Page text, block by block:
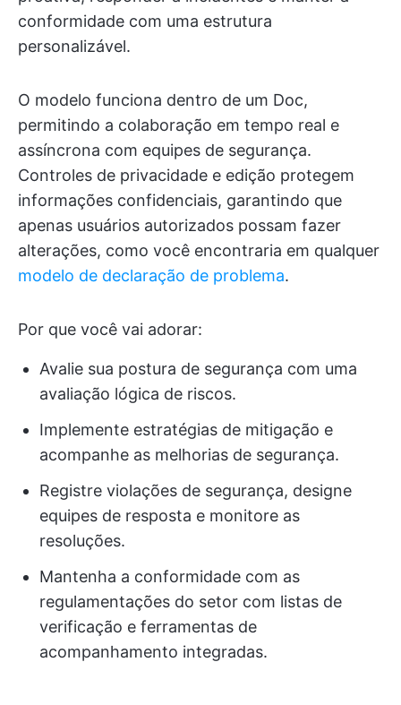
conformidade com uma estrutura
personalizável.
O modelo funciona dentro de um Doc,
permitindo a colaboração em tempo real e
assíncrona com equipes de segurança.
Controles de privacidade e edição protegem
informações confidenciais, garantindo que
apenas usuários autorizados possam fazer
alterações, como você encontraria em qualquer
modelo de declaração de problema.
Por que você vai adorar:
Avalie sua postura de segurança com uma
avaliação lógica de riscos.
Implemente estratégias de mitigação e
acompanhe as melhorias de segurança.
Registre violações de segurança, designe
equipes de resposta e monitore as
resoluções.
Mantenha a conformidade com as
regulamentações do setor com listas de
verificação e ferramentas de
acompanhamento integradas.